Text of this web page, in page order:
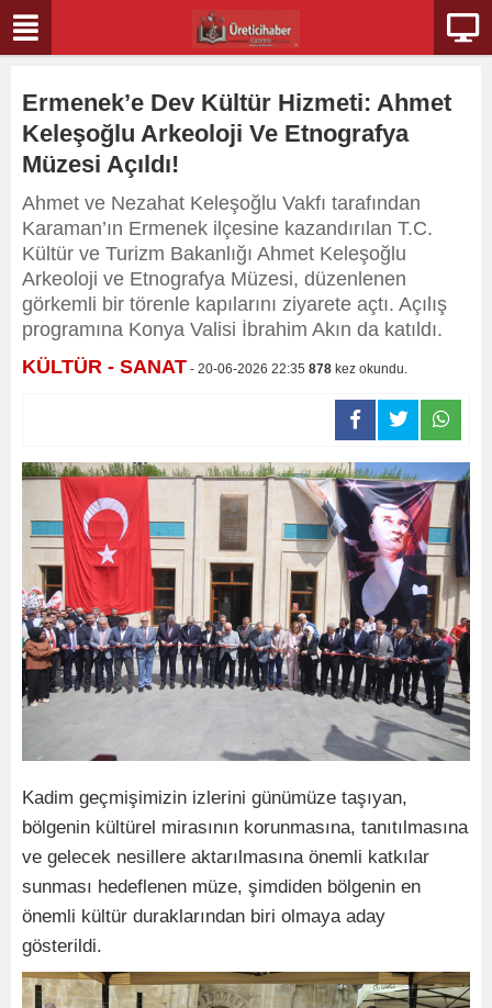
Ermenek’e Dev Kültür Hizmeti: Ahmet
Keleşoğlu Arkeoloji Ve Etnografya
Müzesi Açıldı!
Ahmet ve Nezahat Keleşoğlu Vakfı tarafından
Karaman’ın Ermenek ilçesine kazandırılan T.C.
Kültür ve Turizm Bakanlığı Ahmet Keleşoğlu
Arkeoloji ve Etnografya Müzesi, düzenlenen
görkemli bir törenle kapılarını ziyarete açtı. Açılış
programına Konya Valisi İbrahim Akın da katıldı.
KÜLTÜR - SANAT - 20-06-2026 22:35 878 kez okundu.
Kadim geçmişimizin izlerini günümüze taşıyan,
bölgenin kültürel mirasının korunmasına, tanıtılmasına
ve gelecek nesillere aktarılmasına önemli katkılar
sunması hedeflenen müze, şimdiden bölgenin en
önemli kültür duraklarından biri olmaya aday
gösterildi.